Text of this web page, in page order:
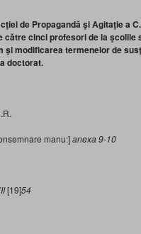
de Propagandă şi Agitaţie a
către cinci profesori de la şcolile
modificarea termenelor de
doctorat.
manu:]anexa 9-10
[19]54